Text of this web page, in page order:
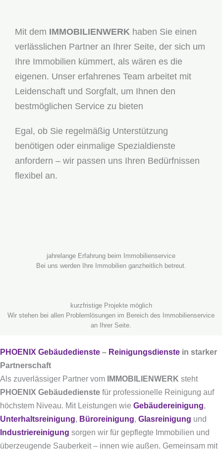
Mit dem IMMOBILIENWERK haben Sie einen
verlässlichen Partner an Ihrer Seite, der sich um
Ihre Immobilien kümmert, als wären es die
eigenen. Unser erfahrenes Team arbeitet mit
Leidenschaft und Sorgfalt, um Ihnen den
bestmöglichen Service zu bieten
Egal, ob Sie regelmäßig Unterstützung
benötigen oder einmalige Spezialdienste
anfordern – wir passen uns Ihren Bedürfnissen
flexibel an.
jahrelange Erfahrung beim Immobilienservice
Bei uns werden Ihre Immobilien ganzheitlich betreut.
kurzfristige Projekte möglich
Wir stehen bei allen Problemlösungen im Bereich des Immobilienservice
an Ihrer Seite.
PHOENIX Gebäudedienste – Reinigungsdienste in starker
Partnerschaft
Als zuverlässiger Partner vom
IMMOBILIENWERK steht
PHOENIX Gebäudedienste für professionelle Reinigung auf
höchstem Niveau. Mit Leistungen wie Gebäudereinigung,
Unterhaltsreinigung, Büroreinigung, Glasreinigung und
Industriereinigung sorgen wir für gepflegte Immobilien und
überzeugende Sauberkeit – innen wie außen. Gemeinsam mit